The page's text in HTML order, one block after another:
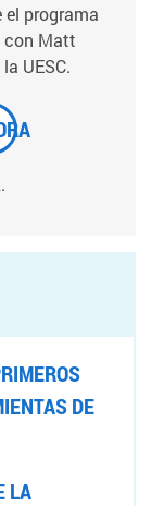
programa
con Matt
UESC.
DE
LA